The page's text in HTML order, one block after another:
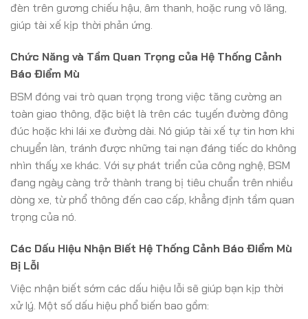
đèn trên gương chiếu hậu, âm thanh, hoặc rung vô lăng,
giúp tài xế kịp thời phản ứng.
Chức Năng và Tầm Quan Trọng của Hệ Thống Cảnh
Báo Điểm Mù
BSM đóng vai trò quan trọng trong việc tăng cường an
toàn giao thông, đặc biệt là trên các tuyến đường đông
đúc hoặc khi lái xe đường dài. Nó giúp tài xế tự tin hơn khi
chuyển làn, tránh được những tai nạn đáng tiếc do không
nhìn thấy xe khác. Với sự phát triển của công nghệ, BSM
đang ngày càng trở thành trang bị tiêu chuẩn trên nhiều
dòng xe, từ phổ thông đến cao cấp, khẳng định tầm quan
trọng của nó.
Các Dấu Hiệu Nhận Biết Hệ Thống Cảnh Báo Điểm Mù
Bị Lỗi
Việc nhận biết sớm các dấu hiệu lỗi sẽ giúp bạn kịp thời
xử lý. Một số dấu hiệu phổ biến bao gồm: